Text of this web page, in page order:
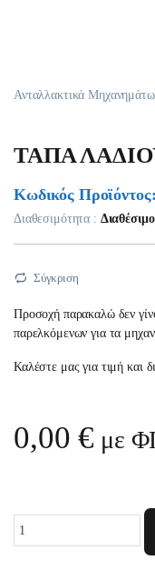
Ανταλλακτικά
ΤΑΠΑ
Κωδικός
Διαθεσιμότητα :
Σύγκριση
Προσοχή παρακαλώ δεν
παρελκόμενων για τα
Καλέστε μας για τιμή και
0,00€ με